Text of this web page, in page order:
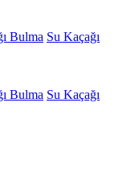
Bulma Su Kaçağı
Bulma Su Kaçağı